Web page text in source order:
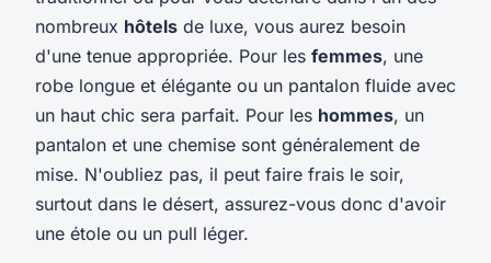
nombreux hôtels de luxe, vous aurez besoin
d'une tenue appropriée. Pour les femmes, une
robe longue et élégante ou un pantalon fluide avec
un haut chic sera parfait. Pour les hommes, un
pantalon et une chemise sont généralement de
mise. N'oubliez pas, il peut faire frais le soir,
surtout dans le désert, assurez-vous donc d'avoir
une étole ou un pull léger.